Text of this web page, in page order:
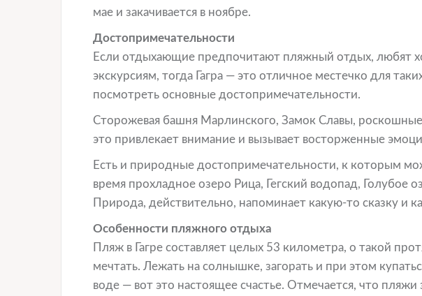
мае и закачивается в ноябре.
Достопримечательности
Если отдыхающие предпочитают пляжный отдых, любят
экскурсиям, тогда Гагра — это отличное местечко для
посмотреть основные достопримечательности.
Сторожевая башня Марлинского, Замок Славы, роскошные
это привлекает внимание и вызывает восторженные
Есть и природные достопримечательности, к которым
время прохладное озеро Рица, Гегский водопад, Голубое
Природа, действительно, напоминает какую-то сказку и
Особенности пляжного отдыха
Пляж в Гагре составляет целых 53 километра, о такой
мечтать. Лежать на солнышке, загорать и при этом
воде — вот это настоящее счастье. Отмечается, что пляжи